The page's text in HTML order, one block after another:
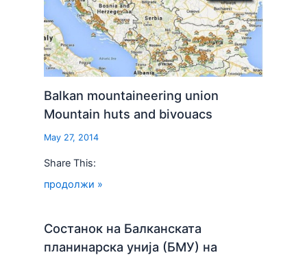
Balkan mountaineering union
Mountain huts and bivouacs
May 27, 2014
Share This:
продолжи »
Состанок на Балканската
планинарска унија (БМУ) на